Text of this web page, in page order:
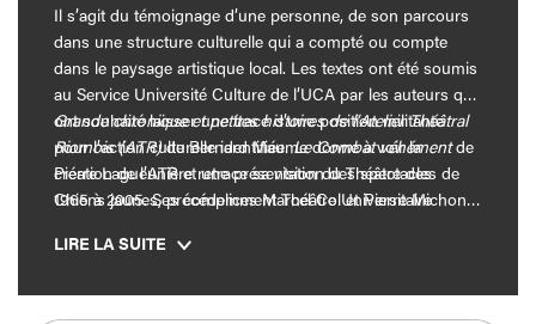
Il s’agit du témoignage d’une personne, de son parcours
dans une structure culturelle qui a compté ou compte
dans le paysage artistique local. Les textes ont été soumis
au Service Université Culture de l’UCA par les auteurs qui
ont souhaité laisser une trace d’une position militante
pour l’action culturelle identifiée.Le Combat véhémentde
Pierre Lagueunière retrace sa vision du Théâtre des
Chiens jaunes, précédemment Théâtre Universitaire
pour une édition posthume, que le SUC a assumé en
Grande chronique et petites histoires de l’Atelier Théâtral
Riomois (ATR)de Bernard Maume donne à voir la
création de l’ATR et une présentation des spectacles de
1965 à 2005. Ses complices Marcel Col et Pierre Michon
grand nombre d’illustrations.
LIRE LA SUITE